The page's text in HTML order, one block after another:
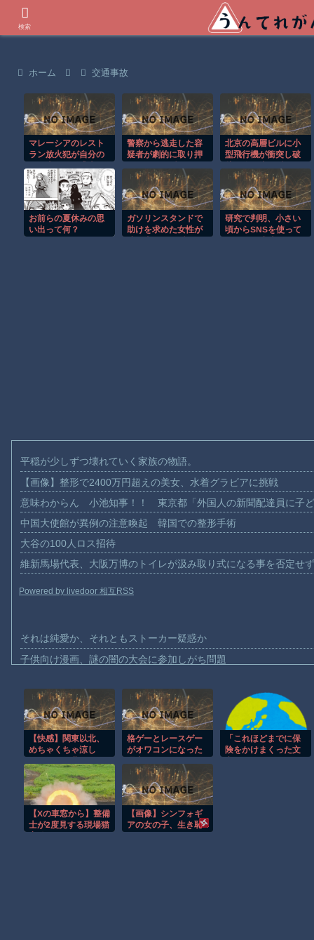
ホーム 交通事故
マレーシアのレスト
ラン放火犯が自分の
る瞬間！！
警察から逃走した容
疑者が劇的に取り押
北京の高層ビルに小
型飛行機が衝突し破
間！！
お前らの夏休みの思
い出って何？
ガソリンスタンドで
助けを求めた女性が
研究で判明、小さい
頃からSNSを使って
平穏が少しずつ壊れていく家族の物語。
【画像】整形で2400万円超えの美女、水着グラビアに挑戦
意味わからん 小池知事！！ 東京都「外国人の新聞配達員に子
中国大使館が異例の注意喚起 韓国での整形手術
大谷の100人ロス招待
維新馬場代表、大阪万博のトイレが汲み取り式になる事を否定せ
Powered by livedoor 相互RSS
それは純愛か、それともストーカー疑惑か
子供向け漫画、謎の闇の大会に参加しがち問題
【動画】両方馬鹿（笑）ミニストップでトラックと衝突したドラ
【動画】地震発生時の熊本総合病院の手術室の様子が(((ﾟДﾟ)))
【動画】野菜売りのおじさんにドローンを特攻させるおそロシア
【朗報】大人気漫画「GANTZ」がAmazonでなんと全巻100円ｗ
まだ墓石があるだけマシと見るべきか。今はもう合葬墓ばかり
【動画】新型のさすまた、限界突破ｗｗｗｗｗｗ
【快感】関東以北、
めちゃくちゃ涼し
20℃から25℃。エア
コン不要。
格ゲーとレースゲー
がオワコンになった
「これほどまでに保
険をかけまくった文
【Xの車窓から】整備
士が2度見する現場猫
【画像】シンフォギ
アの女の子、生き恥
検索